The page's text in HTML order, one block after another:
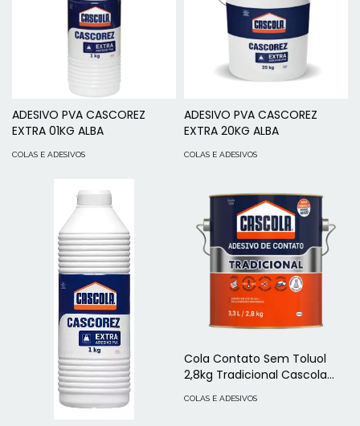
ADESIVO PVA CASCOREZ
EXTRA 01KG ALBA
COLAS E ADESIVOS
ADESIVO PVA CASCOREZ
EXTRA 20KG ALBA
COLAS E ADESIVOS
Cola Contato Sem Toluol
2,8kg Tradicional Cascola
COLAS E ADESIVOS